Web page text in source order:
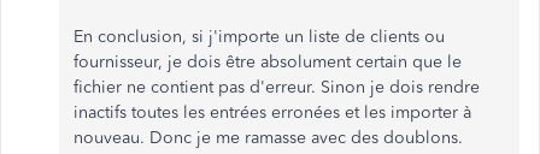
En conclusion, si j'importe un liste de clients ou
fournisseur, je dois être absolument certain que le
fichier ne contient pas d'erreur. Sinon je dois rendre
inactifs toutes les entrées erronées et les importer à
nouveau. Donc je me ramasse avec des doublons.